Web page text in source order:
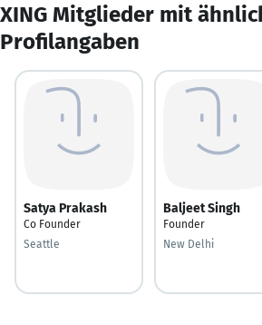
XING Mitglieder mit
Profilangaben
Satya Prakash
Co Founder
Seattle
Baljeet Singh
Founder
New Delhi